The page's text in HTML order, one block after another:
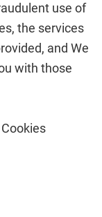
use of
the services
and We
with those